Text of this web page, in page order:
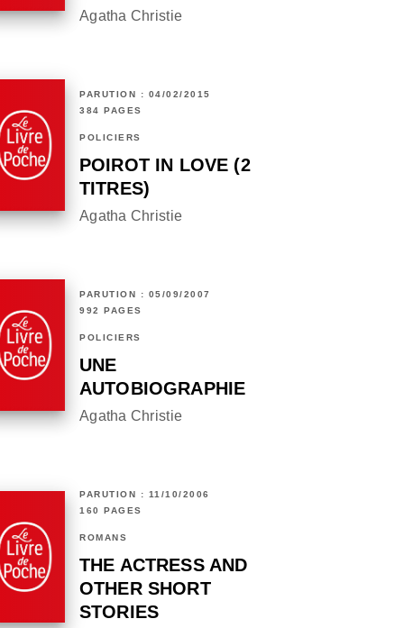
Agatha Christie
PARUTION : 04/02/2015
384 PAGES
POLICIERS
POIROT IN LOVE (2
TITRES)
Agatha Christie
PARUTION : 05/09/2007
992 PAGES
POLICIERS
UNE
AUTOBIOGRAPHIE
Agatha Christie
PARUTION : 11/10/2006
160 PAGES
ROMANS
THE ACTRESS AND
OTHER SHORT
STORIES